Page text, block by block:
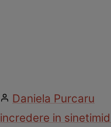
Daniela Purcaru
incredere in sine